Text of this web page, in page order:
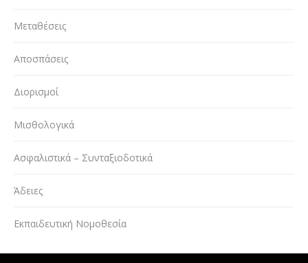
Μεταθέσεις
Αποσπάσεις
Διορισμοί
Μισθολογικά
Ασφαλιστικά – Συνταξιοδοτικά
Άδειες
Εκπαιδευτική Νομοθεσία